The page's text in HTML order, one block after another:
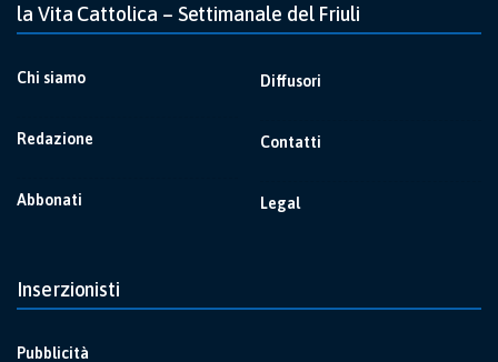
la Vita Cattolica – Settimanale del Friuli
Chi siamo
Redazione
Abbonati
Diffusori
Contatti
Legal
Inserzionisti
Pubblicità